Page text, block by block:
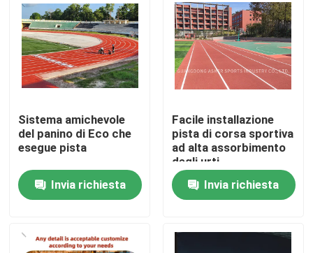
Casa.
Prodotti
Video
Chi Siamo
Sistema amichevole
del panino di Eco che
esegue pista
Invia richiesta
Facile installazione
pista di corsa sportiva
ad alta assorbimento
degli urti
Invia richiesta